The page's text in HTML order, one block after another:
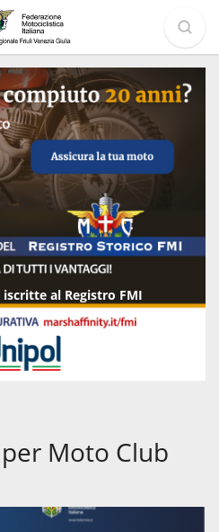
al Registro FMI
Moto Club